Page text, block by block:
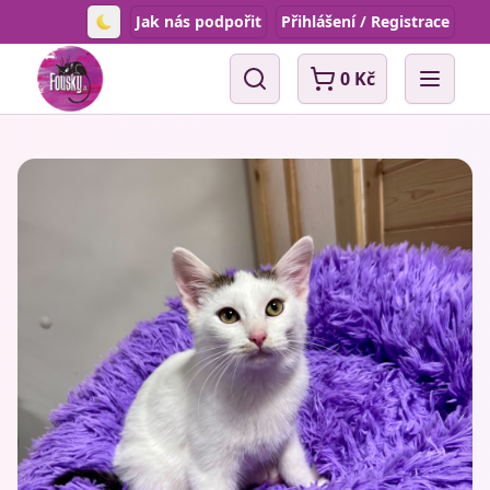
Toggle theme
Jak nás podpořit Přihlášení / Registrace
Vyhledávání0 Kč Open